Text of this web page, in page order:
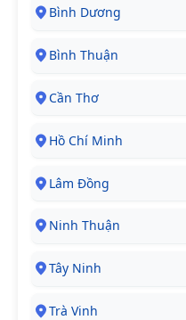
Bình Dương
Bình Thuận
Cần Thơ
Hồ Chí Minh
Lâm Đồng
Ninh Thuận
Tây Ninh
Trà Vinh